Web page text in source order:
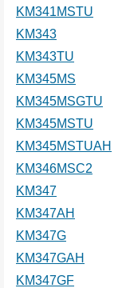
KM341MSTU
KM343
KM343TU
KM345MS
KM345MSGTU
KM345MSTU
KM345MSTUAH
KM346MSC2
KM347
KM347AH
KM347G
KM347GAH
KM347GF